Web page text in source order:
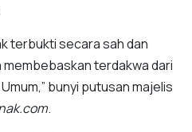
terbukti secara sah dan
terdakwa dari
bunyi putusan majelis
.